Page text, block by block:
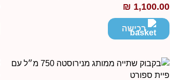
₪ 1,100.00
רכישה